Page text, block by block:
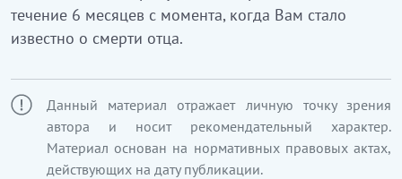
течение 6 месяцев с момента, когда Вам стало
известно о смерти отца.
Данный материал отражает личную точку зрения
автора и носит рекомендательный характер.
Материал основан на нормативных правовых актах,
действующих на дату публикации.